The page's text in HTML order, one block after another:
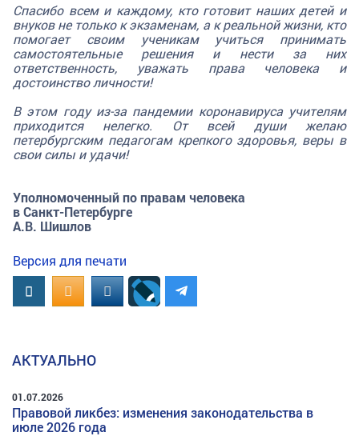
Спасибо всем и каждому, кто готовит наших детей и
внуков не только к экзаменам, а к реальной жизни, кто
помогает своим ученикам учиться принимать
самостоятельные решения и нести за них
ответственность, уважать права человека и
достоинство личности!
В этом году из-за пандемии коронавируса учителям
приходится нелегко. От всей души желаю
петербургским педагогам крепкого здоровья, веры в
свои силы и удачи!
Уполномоченный по правам человека
в Санкт-Петербурге
А.В. Шишлов
Версия для печати
ВконтактеOK.RUMAIL.RU
АКТУАЛЬНО
01.07.2026
Правовой ликбез: изменения законодательства в
июле 2026 года